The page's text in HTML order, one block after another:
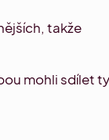
takže
mohli sdílet ty